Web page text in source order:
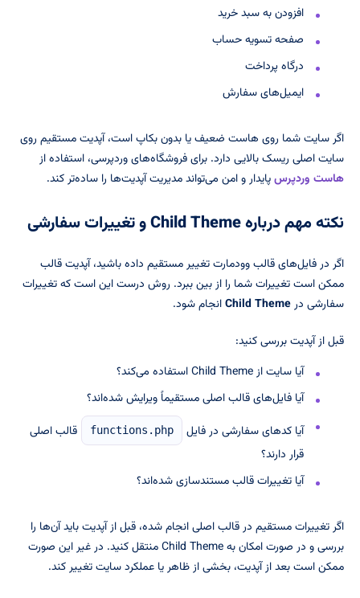
افزودن به سبد خرید
صفحه تسویه حساب
درگاه پرداخت
ایمیل‌های سفارش
اگر سایت شما روی هاست ضعیف یا بدون بکاپ است، آپدیت مستقیم روی
سایت اصلی ریسک بالایی دارد. برای فروشگاه‌های وردپرسی، استفاده از
هاست وردپرسپایدار و امن می‌تواند مدیریت آپدیت‌ها را ساده‌تر کند.
نکته مهم درباره Child Theme و تغییرات سفارشی
اگر در فایل‌های قالب وودمارت تغییر مستقیم داده باشید، آپدیت قالب
ممکن است تغییرات شما را از بین ببرد. روش درست این است که تغییرات
سفارشی درChild Themeانجام شود.
قبل از آپدیت بررسی کنید:
آیا سایت از Child Theme استفاده می‌کند؟
آیا فایل‌های قالب اصلی مستقیماً ویرایش شده‌اند؟
آیا کدهای سفارشی در فایل
functions.php
قالب اصلی
قرار دارند؟
آیا تغییرات قالب مستندسازی شده‌اند؟
اگر تغییرات مستقیم در قالب اصلی انجام شده، قبل از آپدیت باید آن‌ها را
بررسی و در صورت امکان به Child Theme منتقل کنید. در غیر این صورت
ممکن است بعد از آپدیت، بخشی از ظاهر یا عملکرد سایت تغییر کند.